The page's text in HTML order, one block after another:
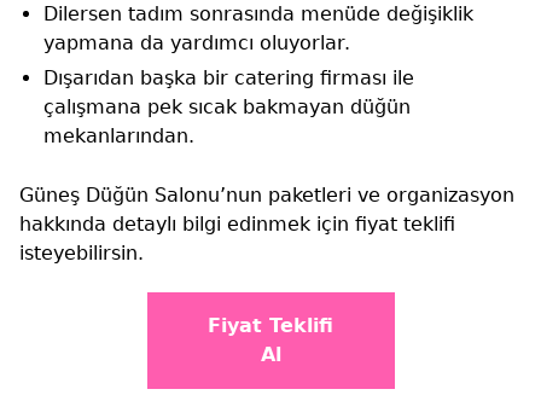
Dilersen tadım sonrasında menüde değişiklik
yapmana da yardımcı oluyorlar.
Dışarıdan başka bir catering firması ile
çalışmana pek sıcak bakmayan düğün
mekanlarından.
Güneş Düğün Salonu’nun paketleri ve organizasyon
hakkında detaylı bilgi edinmek için fiyat teklifi
isteyebilirsin.
Fiyat Teklifi
Al